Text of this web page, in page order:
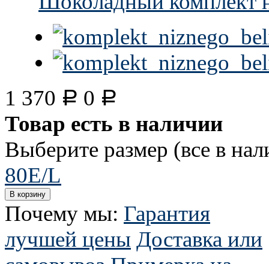
1 370 Р 0 Р
Товар есть в наличии
Выберите размер (все в
80E/L
Почему мы: Гарантия
лучшей цены Доставка или